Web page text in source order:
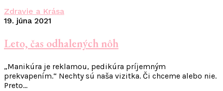
Zdravie a Krása
19. júna 2021
Leto, čas odhalených nôh
„Manikúra je reklamou, pedikúra príjemným
prekvapením.“ Nechty sú naša vizitka. Či chceme alebo nie.
Preto…